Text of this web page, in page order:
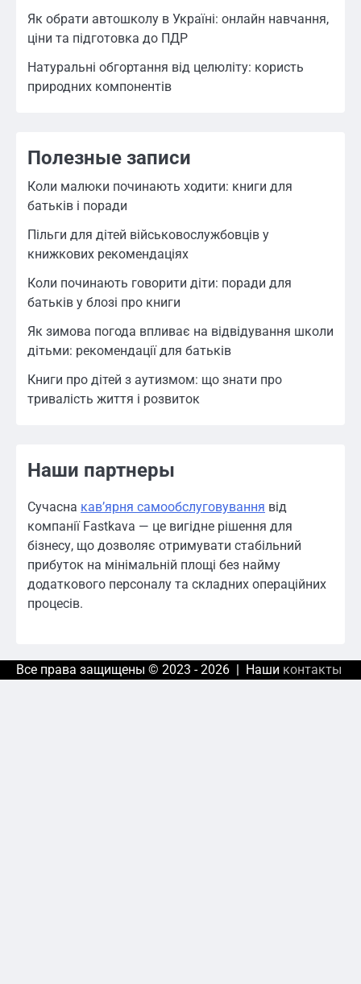
Як обрати автошколу в Україні: онлайн навчання,
ціни та підготовка до ПДР
Натуральні обгортання від целюліту: користь
природних компонентів
Полезные записи
Коли малюки починають ходити: книги для
батьків і поради
Пільги для дітей військовослужбовців у
книжкових рекомендаціях
Коли починають говорити діти: поради для
батьків у блозі про книги
Як зимова погода впливає на відвідування школи
дітьми: рекомендації для батьків
Книги про дітей з аутизмом: що знати про
тривалість життя і розвиток
Наши партнеры
Сучасна кавʼярня самообслуговування від
компанії Fastkava — це вигідне рішення для
бізнесу, що дозволяє отримувати стабільний
прибуток на мінімальній площі без найму
додаткового персоналу та складних операційних
процесів.
Все права защищены © 2023 - 2026 | Наши контакты